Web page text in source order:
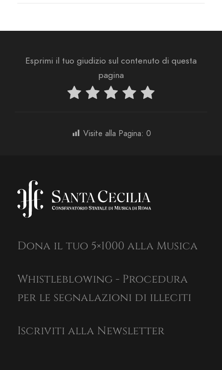
Esprimi il tuo giudizio sul contenuto di questa
pagina
Visite alla Pagina: 0
Dona il tuo 5×1000 alla Musica
Whistleblowing - Procedura
per le segnalazioni di illeciti
Iscriviti alla Newsletter